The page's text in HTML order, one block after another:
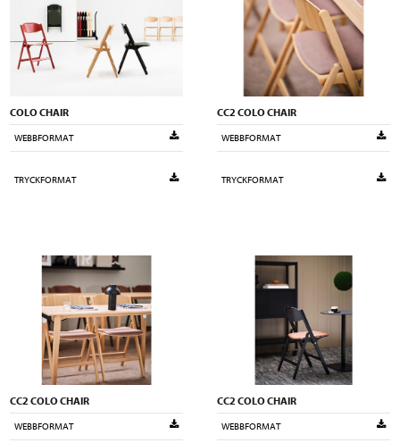
COLO CHAIR
WEBBFORMAT
TRYCKFORMAT
CC2 COLO CHAIR
WEBBFORMAT
TRYCKFORMAT
CC2 COLO CHAIR
WEBBFORMAT
CC2 COLO CHAIR
WEBBFORMAT